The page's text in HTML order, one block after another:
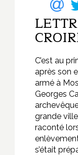
C’est au
après son
armé à
Georges
grande
raconté
s’était